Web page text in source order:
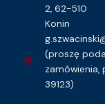
2, 62-510
Konin
(proszę
zamówienia,
39123)